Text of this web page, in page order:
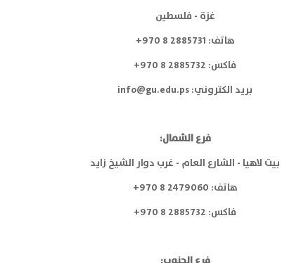
غزة - فلسطين
هاتف: 2885731 8 970+
فاكس: 2885732 8 970+
بريد الكتروني:info@gu.edu.ps
فرع الشمال:
بيت لاهيا - الشارع العام - غرب دوار الشيخ زايد
هاتف: 2479060 8 970+
فاكس: 2885732 8 970+